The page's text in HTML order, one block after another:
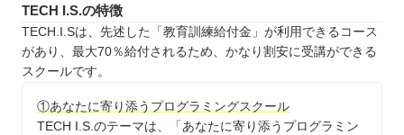
TECH I.S.の特徴
TECH.I.Sは、先述した「教育訓練給付金」が利用できるコース
があり、最大70％給付されるため、かなり割安に受講ができる
スクールです。
①あなたに寄り添うプログラミングスクール
TECH I.S.のテーマは、「あなたに寄り添うプログラミン